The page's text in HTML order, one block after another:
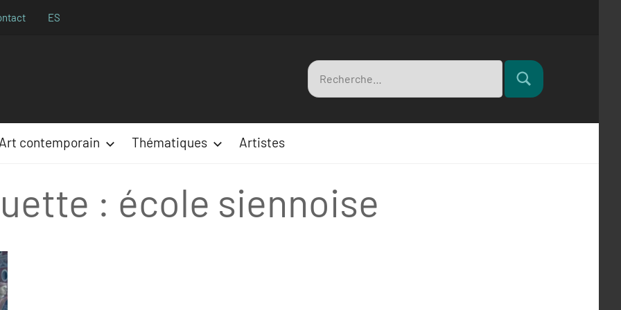
ES
Recherche
pour
Rechercher
Art contemporain Thématiques Artistes
: école siennoise